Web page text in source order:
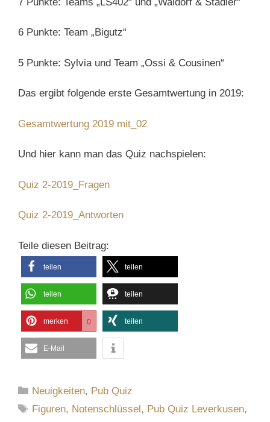
6 Punkte: Team „Bigutz“
5 Punkte: Sylvia und Team „Ossi & Cousinen“
Das ergibt folgende erste Gesamtwertung in 2019:
Gesamtwertung 2019 mit_02
Und hier kann man das Quiz nachspielen:
Quiz 2-2019_Fragen
Quiz 2-2019_Antworten
Teile diesen Beitrag:
teilen teilen
teilen teilen
merken 0 teilen
E-Mail
Kategorien
Neuigkeiten, Pub Quiz
Schlagwörter
Figuren, Notenschlüssel, Pub Quiz Leverkusen,